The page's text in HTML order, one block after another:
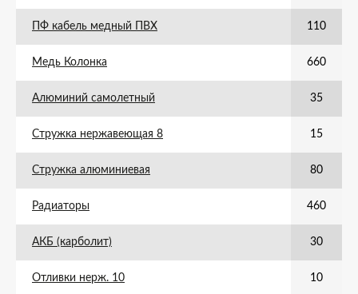
ПФ кабель медный ПВХ 110
Медь Колонка 660
Алюминий самолетный 35
Стружка нержавеющая 8 15
Стружка алюминиевая 80
Радиаторы 460
АКБ (карболит) 30
Отливки нерж. 10 10